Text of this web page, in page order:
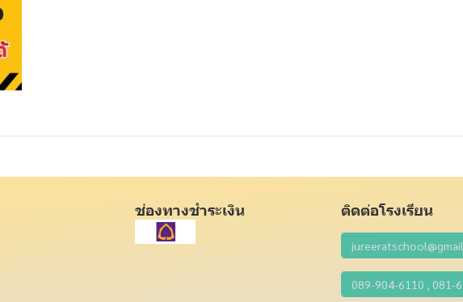
ช่องทางชำระเงิน ติดต่อโรงเรียน